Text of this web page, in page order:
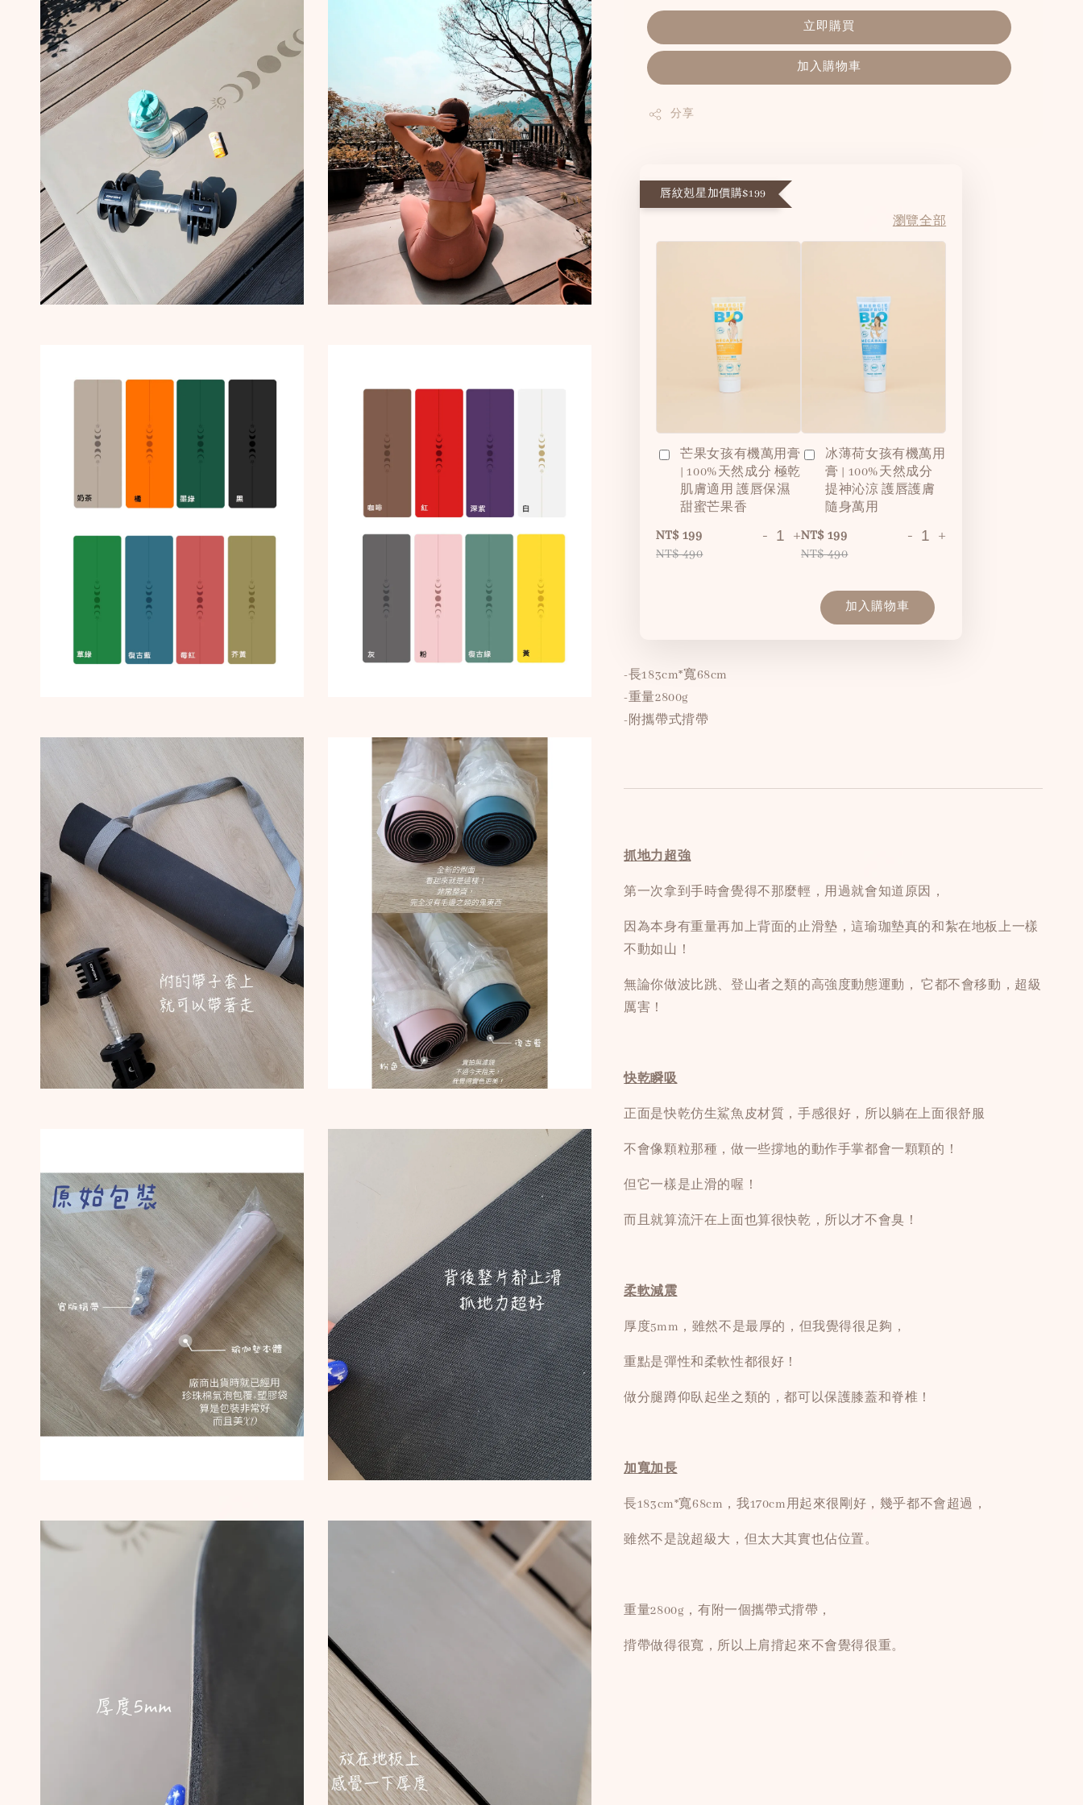
立即購買
加入購物車
分享
唇紋剋星加價購$199
瀏覽全部
芒果女孩有機萬用膏
| 100%天然成分 極乾
肌膚適用 護唇保濕
甜蜜芒果香
NT$ 199
NT$ 490
- +
冰薄荷女孩有機萬用
膏 | 100%天然成分
提神沁涼 護唇護膚
隨身萬用
NT$ 199
NT$ 490
- +
加入購物車
-長183cm*寬68cm
-重量2800g
-附攜帶式揹帶
抓地力超強
第一次拿到手時會覺得不那麼輕，用過就會知道原因，
因為本身有重量再加上背面的止滑墊，這瑜珈墊真的和紮在地板上一樣
不動如山！
無論你做波比跳、登山者之類的高強度動態運動， 它都不會移動，超級
厲害！
快乾瞬吸
正面是快乾仿生鯊魚皮材質，手感很好，所以躺在上面很舒服
不會像顆粒那種，做一些撐地的動作手掌都會一顆顆的！
但它一樣是止滑的喔！
而且就算流汗在上面也算很快乾，所以才不會臭！
柔軟減震
厚度5mm，雖然不是最厚的，但我覺得很足夠，
重點是彈性和柔軟性都很好！
做分腿蹲仰臥起坐之類的，都可以保護膝蓋和脊椎！
加寬加長
長183cm*寬68cm，我170cm用起來很剛好，幾乎都不會超過，
雖然不是說超級大，但太大其實也佔位置。
重量2800g，有附一個攜帶式揹帶，
揹帶做得很寬，所以上肩揹起來不會覺得很重。